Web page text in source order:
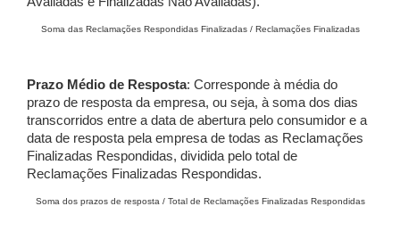
Soma das Reclamações Respondidas Finalizadas / Reclamações Finalizadas
Prazo Médio de Resposta: Corresponde à média do
prazo de resposta da empresa, ou seja, à soma dos dias
transcorridos entre a data de abertura pelo consumidor e a
data de resposta pela empresa de todas as Reclamações
Finalizadas Respondidas, dividida pelo total de
Reclamações Finalizadas Respondidas.
Soma dos prazos de resposta / Total de Reclamações Finalizadas Respondidas